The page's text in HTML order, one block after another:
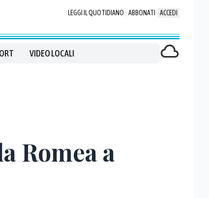
LEGGI IL QUOTIDIANO ABBONATI ACCEDI
VIDEO LOCALI
Romea a